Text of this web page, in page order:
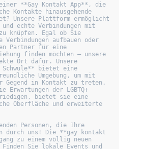
einer **Gay Kontakt App**, die
Kontakte hinausgehende
Unsere Plattform ermöglicht
echte Verbindungen mit
knüpfen. Egal ob Sie
aufbauen oder
Partner für eine
finden möchten – unsere
Ort dafür. Unsere
bietet eine
Umgebung, um mit
Gegend in Kontakt zu treten.
Erwartungen der LGBTQ+
bietet sie eine
Oberfläche und erweiterte
Personen, die Ihre
durch uns! Die **gay kontakt
zu einem völlig neuen
Sie lokale Events und